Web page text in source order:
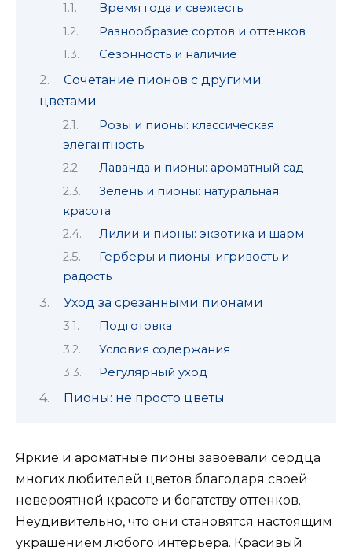
Время года и свежесть
Разнообразие сортов и оттенков
Сезонность и наличие
Сочетание пионов с другими
цветами
Розы и пионы: классическая
элегантность
Лаванда и пионы: ароматный сад
Зелень и пионы: натуральная
красота
Лилии и пионы: экзотика и шарм
Герберы и пионы: игривость и
радость
Уход за срезанными пионами
Подготовка
Условия содержания
Регулярный уход
Пионы: не просто цветы
Яркие и ароматные пионы завоевали сердца
многих любителей цветов благодаря своей
невероятной красоте и богатству оттенков.
Неудивительно, что они становятся настоящим
украшением любого интерьера. Красивый